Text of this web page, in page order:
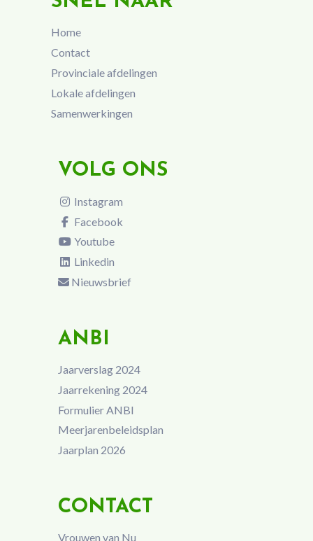
Home
Contact
Provinciale afdelingen
Lokale afdelingen
Samenwerkingen
VOLG ONS
Instagram
Facebook
Youtube
Linkedin
Nieuwsbrief
ANBI
Jaarverslag 2024
Jaarrekening 2024
Formulier ANBI
Meerjarenbeleidsplan
Jaarplan 2026
CONTACT
Vrouwen van Nu